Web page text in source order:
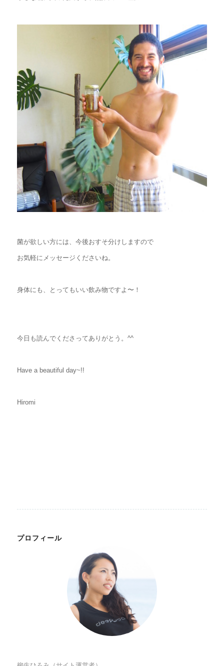
菌が欲しい方には、今後おすそ分けしますので
お気軽にメッセージくださいね。
身体にも、とってもいい飲み物ですよ〜！
今日も読んでくださってありがとう。^^
Have a beautiful day~!!
Hiromi
プロフィール